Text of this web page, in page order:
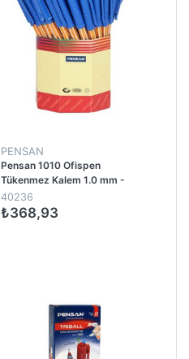
PENSAN
Pensan 1010 Ofispen
Tükenmez Kalem 1.0 mm -
Mavi (60 Adet)
40236
₺368,93